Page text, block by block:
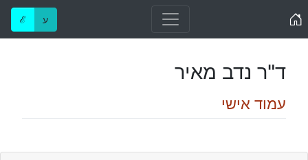
ℰ ע
ד"ר נדב מאיר
עמוד אישי